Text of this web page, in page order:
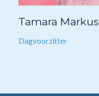
Tamara Markus
Dagvoorzitter